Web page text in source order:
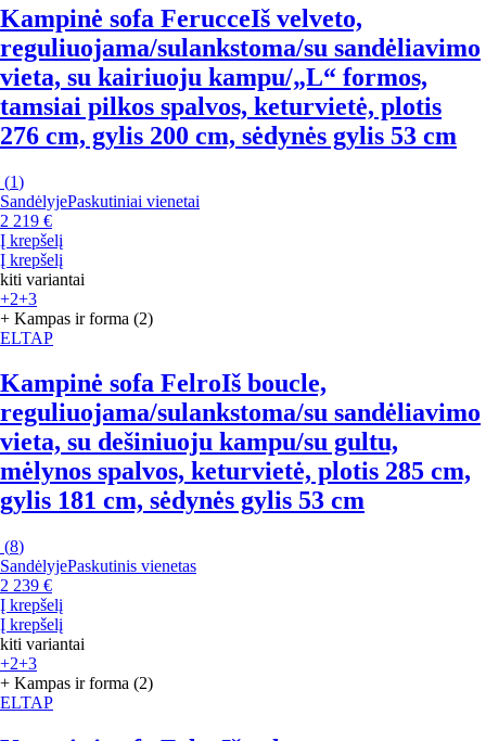
Kampinė sofa FerucceIš velveto,
reguliuojama/sulankstoma/su sandėliavimo
vieta, su kairiuoju kampu/„L“ formos,
tamsiai pilkos spalvos, keturvietė, plotis
276 cm, gylis 200 cm, sėdynės gylis 53 cm
(1)
SandėlyjePaskutiniai vienetai
2 219 €
Į krepšelį
Į krepšelį
kiti variantai
+2+3
+ Kampas ir forma (2)
ELTAP
Kampinė sofa FelroIš boucle,
reguliuojama/sulankstoma/su sandėliavimo
vieta, su dešiniuoju kampu/su gultu,
mėlynos spalvos, keturvietė, plotis 285 cm,
gylis 181 cm, sėdynės gylis 53 cm
(8)
SandėlyjePaskutinis vienetas
2 239 €
Į krepšelį
Į krepšelį
kiti variantai
+2+3
+ Kampas ir forma (2)
ELTAP